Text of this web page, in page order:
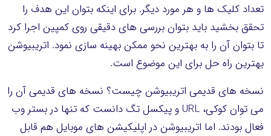
تعداد کلیک ها و هر مورد دیگر. برای اینکه بتوان این هدف را
تحقق بخشید باید بتوان بررسی های دقیقی روی کمپین اجرا کرد
تا بتوان آن را به بهترین نحو ممکن بهینه سازی نمود. اتریبیوشن
بهترین راه حل برای این موضوع است.
نسخه های قدیمی اتریبیوشن چیست؟ نسخه های قدیمی آن را
می توان کوکی، URL و پیکسل تگ دانست که تنها در بستر وب
فعال بودند. اما اتریبیوشن در اپلیکیشن های موبایل هم قابل